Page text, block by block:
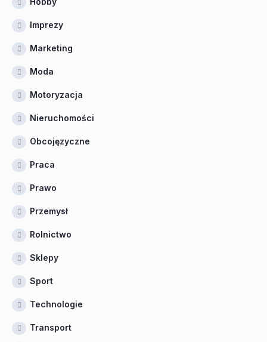
Imprezy
Marketing
Moda
Motoryzacja
Nieruchomości
Obcojęzyczne
Praca
Prawo
Przemysł
Rolnictwo
Sklepy
Sport
Technologie
Transport